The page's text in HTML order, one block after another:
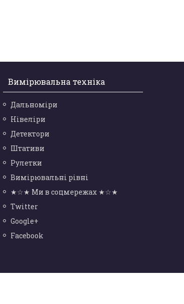
Вимірювальна техніка
Дальноміри
Нівеліри
Детектори
Штативи
Рулетки
Вимірювальні рівні
★☆★ Ми в соцмережах ★☆★
Twitter
Google+
Facebook